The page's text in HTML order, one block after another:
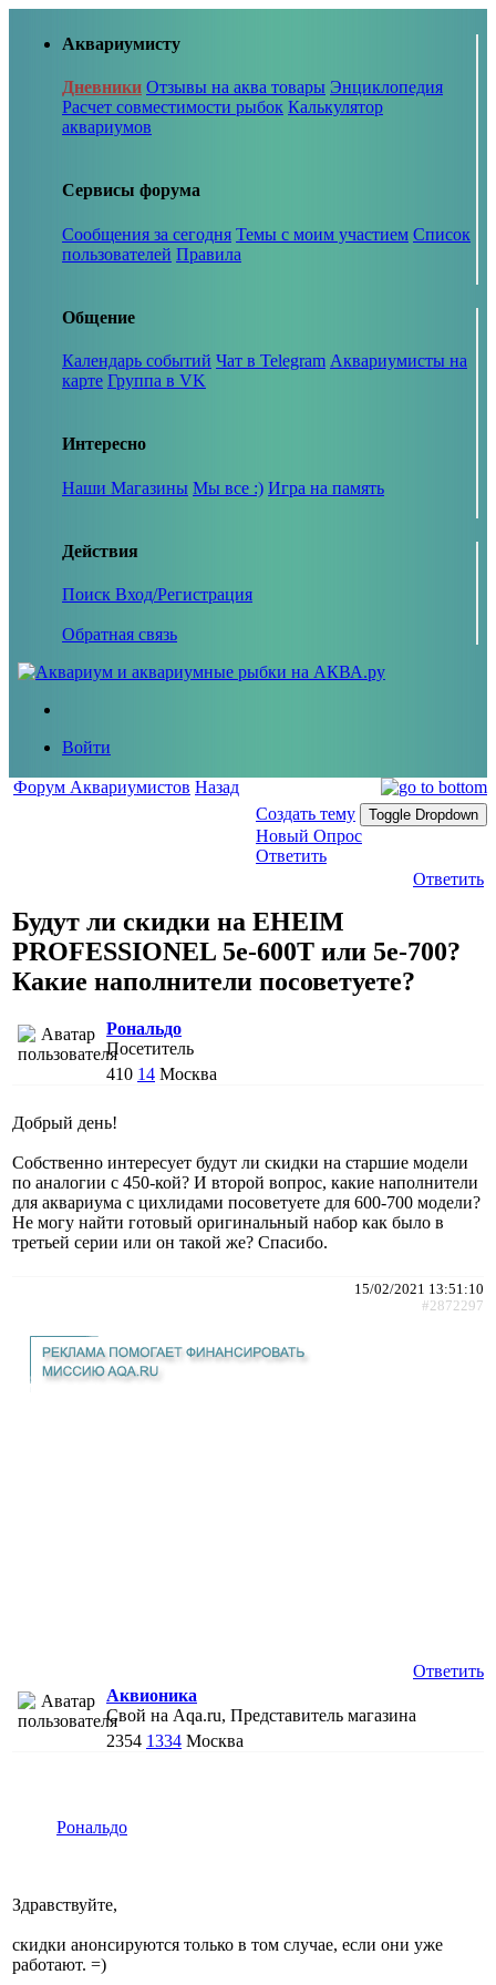
Аквариумисту
Дневники Отзывы на аква товары Энциклопедия
Расчет совместимости рыбок Калькулятор
аквариумов
Сервисы форума
Сообщения за сегодня Темы с моим участием Список
пользователей Правила
Общение
Календарь событий Чат в Telegram Аквариумисты на
карте Группа в VK
Интересно
Наши Магазины Мы все :) Игра на память
Действия
Поиск Вход/Регистрация
Обратная связь
Войти
Форум Аквариумистов Назад
Создать тему
Toggle Dropdown
Новый Опрос
Ответить
Ответить
Будут ли скидки на EHEIM
PROFESSIONEL 5e-600T или 5e-700?
Какие наполнители посоветуете?
Рональдо
Посетитель
410 14 Москва
Добрый день!
Собственно интересует будут ли скидки на старшие модели
по аналогии с 450-кой? И второй вопрос, какие наполнители
для аквариума с цихлидами посоветуете для 600-700 модели?
Не могу найти готовый оригинальный набор как было в
третьей серии или он такой же? Спасибо.
15/02/2021 13:51:10
#2872297
Ответить
Аквионика
Свой на Aqa.ru, Представитель магазина
2354 1334 Москва
Рональдо
Здравствуйте,
скидки анонсируются только в том случае, если они уже
работают. =)